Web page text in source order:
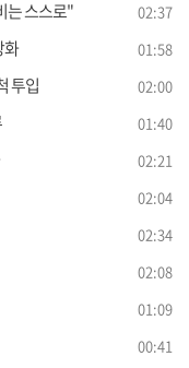
는 스스로" 02:37
화 01:58
투입 02:00
01:40
02:21
02:04
02:34
02:08
01:09
00:41